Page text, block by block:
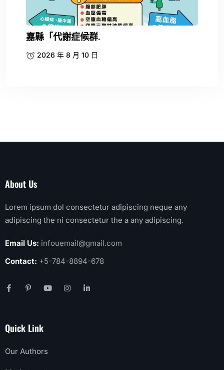
嘉縣「代謝症候群.
2026 年 8 月 10 日
About Us
Lorem ipsum dol consectetur adipiscing neque any
adipiscing the ni consectetur the a any adipiscing.
Email Us: infouemail@gmail.com
Contact: +5-784-8894-678
Quick Link
Our Authors